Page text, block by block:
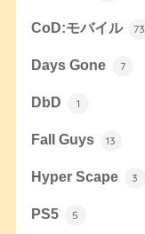
CoD:モバイル 73
Days Gone 7
DbD 1
Fall Guys 13
Hyper Scape 3
PS5 5